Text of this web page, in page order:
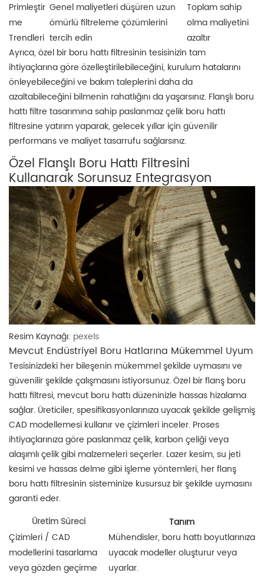
Primleştir
me
Trendleri
Genel maliyetleri düşüren uzun
ömürlü filtreleme çözümlerini
tercih edin
Toplam sahip
olma maliyetini
azaltır
Ayrıca, özel bir boru hattı filtresinin tesisinizin tam
ihtiyaçlarına göre özelleştirilebileceğini, kurulum hatalarını
önleyebileceğini ve bakım taleplerini daha da
azaltabileceğini bilmenin rahatlığını da yaşarsınız. Flanşlı boru
hattı filtre tasarımına sahip paslanmaz çelik boru hattı
filtresine yatırım yaparak, gelecek yıllar için güvenilir
performans ve maliyet tasarrufu sağlarsınız.
Özel Flanşlı Boru Hattı Filtresini
Kullanarak Sorunsuz Entegrasyon
Resim Kaynağı: pexels
Mevcut Endüstriyel Boru Hatlarına Mükemmel Uyum
Tesisinizdeki her bileşenin mükemmel şekilde uymasını ve
güvenilir şekilde çalışmasını istiyorsunuz. Özel bir flanş boru
hattı filtresi, mevcut boru hattı düzeninizle hassas hizalama
sağlar. Üreticiler, spesifikasyonlarınıza uyacak şekilde gelişmiş
CAD modellemesi kullanır ve çizimleri inceler. Proses
ihtiyaçlarınıza göre paslanmaz çelik, karbon çeliği veya
alaşımlı çelik gibi malzemeleri seçerler. Lazer kesim, su jeti
kesimi ve hassas delme gibi işleme yöntemleri, her flanş
boru hattı filtresinin sisteminize kusursuz bir şekilde uymasını
garanti eder.
Üretim Süreci
Tanım
Çizimleri / CAD
modellerini tasarlama
veya gözden geçirme
Mühendisler, boru hattı boyutlarınıza
uyacak modeller oluşturur veya
uyarlar.